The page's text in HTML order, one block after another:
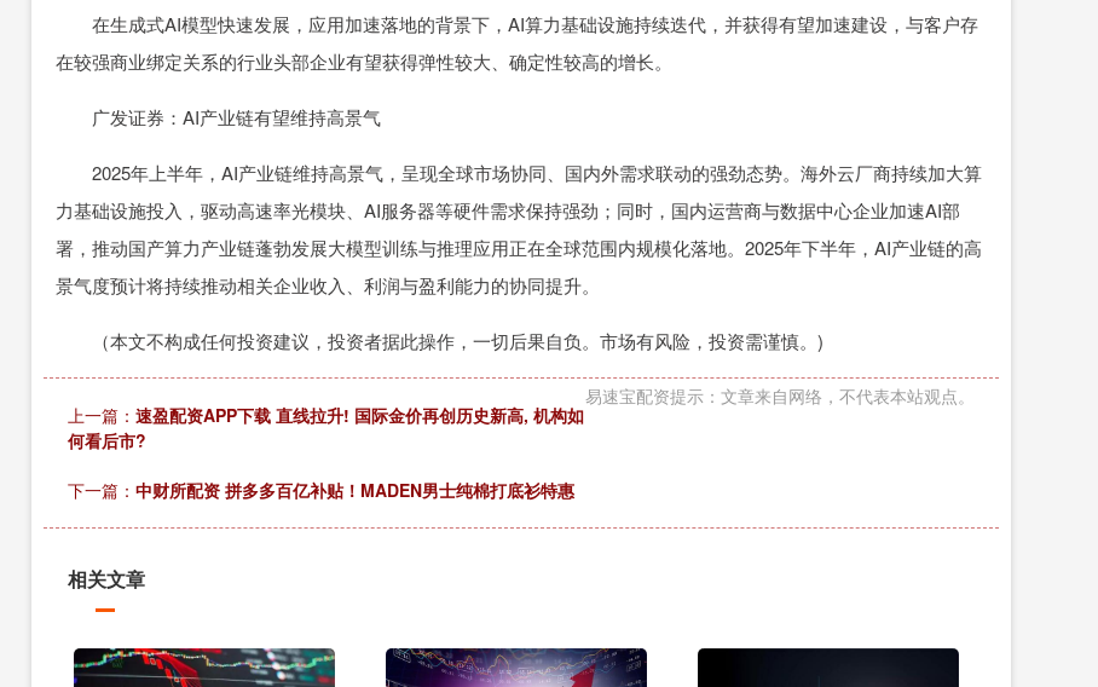
在生成式AI模型快速发展，应用加速落地的背景下，AI算力基础设施持续迭代，并获得有望加速建设，与客户存
在较强商业绑定关系的行业头部企业有望获得弹性较大、确定性较高的增长。
广发证券：AI产业链有望维持高景气
2025年上半年，AI产业链维持高景气，呈现全球市场协同、国内外需求联动的强劲态势。海外云厂商持续加大算
力基础设施投入，驱动高速率光模块、AI服务器等硬件需求保持强劲；同时，国内运营商与数据中心企业加速AI部
署，推动国产算力产业链蓬勃发展大模型训练与推理应用正在全球范围内规模化落地。2025年下半年，AI产业链的高
景气度预计将持续推动相关企业收入、利润与盈利能力的协同提升。
（本文不构成任何投资建议，投资者据此操作，一切后果自负。市场有风险，投资需谨慎。)
易速宝配资提示：文章来自网络，不代表本站观点。
上一篇： 速盈配资APP下载 直线拉升! 国际金价再创历史新高, 机构如
何看后市?
下一篇： 中财所配资 拼多多百亿补贴！MADEN男士纯棉打底衫特惠
相关文章